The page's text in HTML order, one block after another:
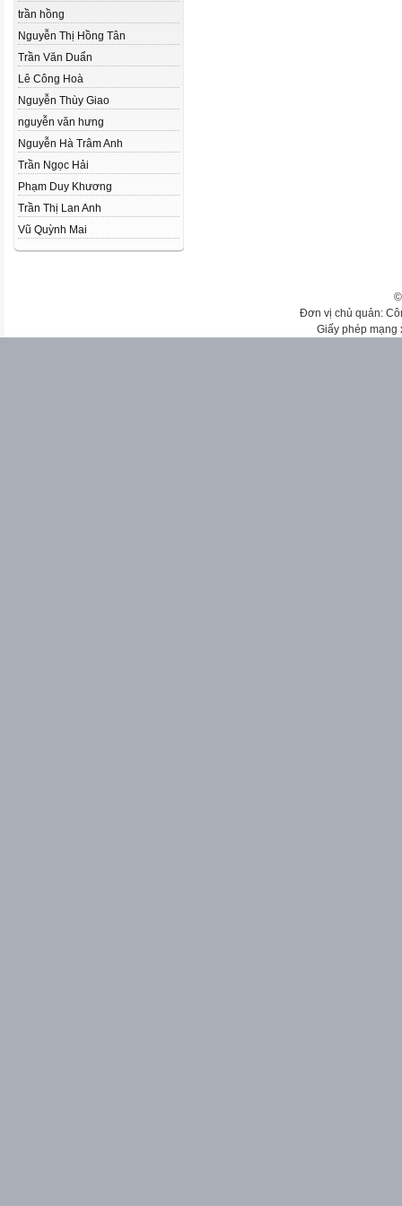
trần hồng
Nguyễn Thị Hồng Tân
Trần Văn Duẩn
Lê Công Hoà
Nguyễn Thùy Giao
nguyễn văn hưng
Nguyễn Hà Trâm Anh
Trần Ngọc Hải
Phạm Duy Khương
Trần Thị Lan Anh
Vũ Quỳnh Mai
Đơn vị chủ quản:
Giấy phép mạng